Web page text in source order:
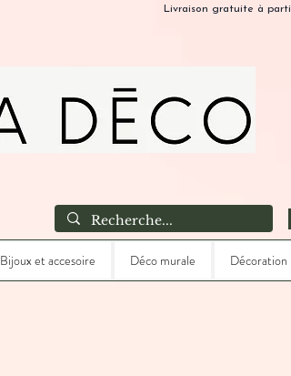
Livraison gratuite à
Bijoux et accesoire Déco murale Décoration